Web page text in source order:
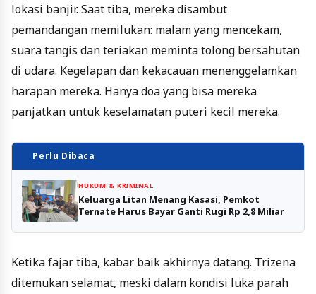
lokasi banjir. Saat tiba, mereka disambut
pemandangan memilukan: malam yang mencekam,
suara tangis dan teriakan meminta tolong bersahutan
di udara. Kegelapan dan kekacauan menenggelamkan
harapan mereka. Hanya doa yang bisa mereka
panjatkan untuk keselamatan puteri kecil mereka.
Perlu Dibaca
HUKUM & KRIMINAL
Keluarga Litan Menang Kasasi, Pemkot
Ternate Harus Bayar Ganti Rugi Rp 2,8 Miliar
Ketika fajar tiba, kabar baik akhirnya datang. Trizena
ditemukan selamat, meski dalam kondisi luka parah